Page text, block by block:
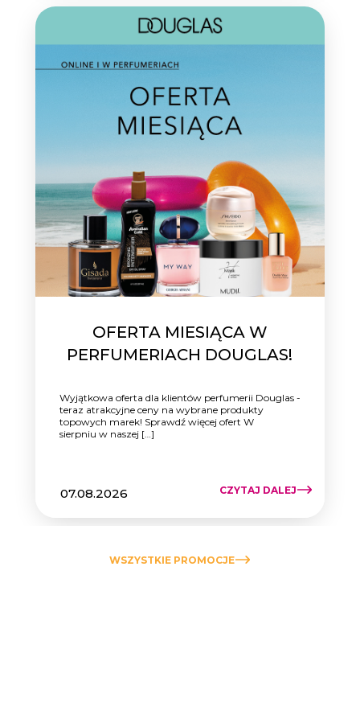
OFERTA MIESIĄCA W
PERFUMERIACH DOUGLAS!
Wyjątkowa oferta dla klientów perfumerii Douglas -
teraz atrakcyjne ceny na wybrane produkty
topowych marek! Sprawdź więcej ofert W
sierpniu w naszej […]
07.08.2026 CZYTAJ DALEJ
WSZYSTKIE PROMOCJE